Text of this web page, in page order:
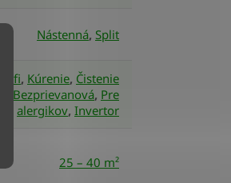
Nástenná, Split
Wifi, Kúrenie, Čistenie
Bezprievanová, Pre
alergikov,Invertor
25 – 40 m²